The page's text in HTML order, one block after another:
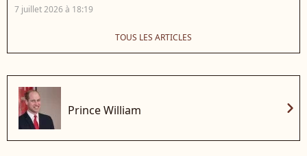
7 juillet 2026 à 18:19
TOUS LES ARTICLES
Prince William chevron_right